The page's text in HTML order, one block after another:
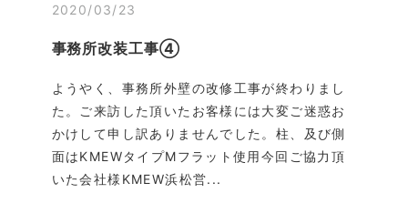
2020/03/23
事務所改装工事④
ようやく、事務所外壁の改修工事が終わりまし
た。ご来訪した頂いたお客様には大変ご迷惑お
かけして申し訳ありませんでした。柱、及び側
面はKMEWタイプMフラット使用今回ご協力頂
いた会社様KMEW浜松営...